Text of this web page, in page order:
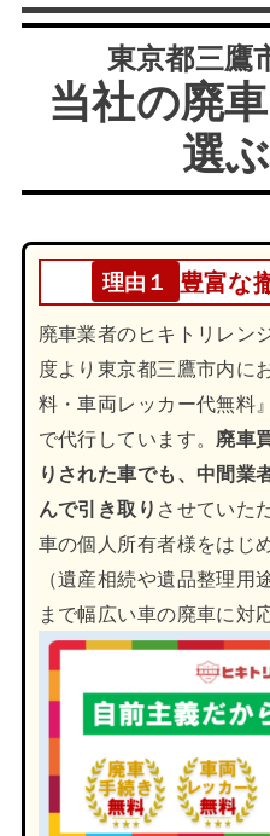
東京都三鷹
当社の廃
選
理由１ 豊富な
廃車業者のヒキトリレン
度より東京都三鷹市内に
料・車両レッカー代無料
で代行しています。 廃車
りされた車でも、中間業
んで引き取り させていた
車の個人所有者様をはじ
（遺産相続や遺品整理
まで幅広い車の廃車に対